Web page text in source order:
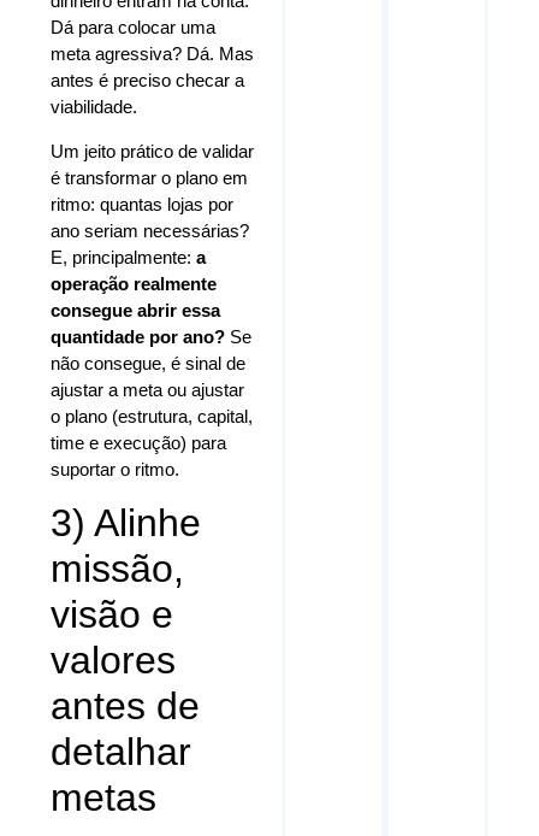
Dá para colocar uma
meta agressiva? Dá. Mas
antes é preciso checar a
viabilidade.
Um jeito prático de validar
é transformar o plano em
ritmo: quantas lojas por
ano seriam necessárias?
E, principalmente:a
operação realmente
consegue abrir essa
quantidade por ano? Se
não consegue, é sinal de
ajustar a meta ou ajustar
o plano (estrutura, capital,
time e execução) para
suportar o ritmo.
3) Alinhe
missão,
visão e
valores
antes de
detalhar
metas